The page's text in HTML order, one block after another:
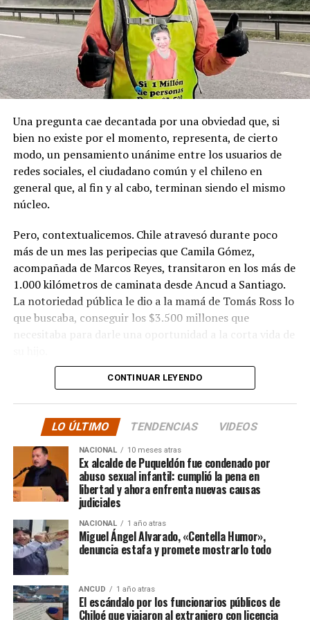
sanciones políticas posteriores.
la Toma de Posesión del Estrecho de Magallanes, donde
el capitán Juan Guillermos y 23 tripulantes a bordo de la
Goleta de Guerra Ancud de la Armada tomaron posesión
de estas tierras patagónicas donde izaron la bandera
nacional declarando este territorio como parte de Chile.
Una pregunta cae decantada por una obviedad que, si
bien no existe por el momento, representa, de cierto
modo, un pensamiento unánime entre los usuarios de
redes sociales, el ciudadano común y el chileno en
general que, al fin y al cabo, terminan siendo el mismo
núcleo.
Pero, contextualicemos. Chile atravesó durante poco
más de un mes las peripecias que Camila Gómez,
acompañada de Marcos Reyes, transitaron en los más de
1.000 kilómetros de caminata desde Ancud a Santiago.
La notoriedad pública le dio a la mamá de Tomás Ross lo
que buscaba, conseguir los $3.500 millones que
necesitaba para darle una oportunidad a la corta vida de
La solidaridad y empatía de los chilenos en cada paso
sino que se superó con creces. De hecho, el último
cómputo dado a conocer reveló la suma total de
$3.689.545.200.
Según Camila Gómez, el excedente de casi $200
millones sería destinadopara los costos médicos
asociados al suministro del Elevidys «porque los 3.500
millonessolo incluye el frasco del fármaco y no los
otros gastos relacionados con los tres meses del
tratamiento
«, indicó a Meganonoticias.cl
Pero, volviendo al principio, damos curso a una solicitud
imposible de especificar con exactitud pero que un
CONTINUAR LEYENDO
LO ÚLTIMO TENDENCIAS VIDEOS
NACIONAL 10 meses atras
Ex alcalde de Puqueldón fue condenado por
abuso sexual infantil: cumplió la pena en
libertad y ahora enfrenta nuevas causas
judiciales
NACIONAL 1 año atras
Miguel Ángel Alvarado, «Centella Humor»,
denuncia estafa y promete mostrarlo todo
ANCUD 1 año atras
El escándalo por los funcionarios públicos de
Chiloé que viajaron al extranjero con licencia